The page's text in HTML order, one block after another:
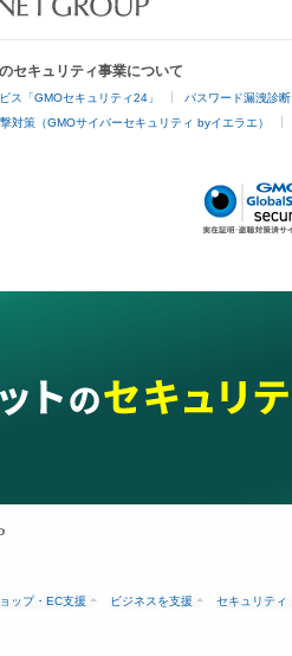
セキュリティ事業について
ス「GMOセキュリティ24」 パスワード漏洩診断
対策（GMOサイバーセキュリティ byイエラエ）
ップ・EC支援 ビジネスを支援 セキュリティ